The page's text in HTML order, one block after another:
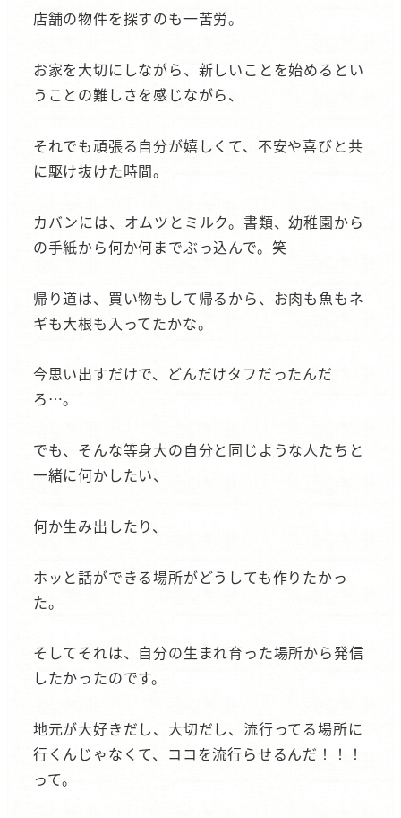
店舗の物件を探すのも一苦労。
お家を大切にしながら、新しいことを始めるとい
うことの難しさを感じながら、
それでも頑張る自分が嬉しくて、不安や喜びと共
に駆け抜けた時間。
カバンには、オムツとミルク。書類、幼稚園から
の手紙から何か何までぶっ込んで。笑
帰り道は、買い物もして帰るから、お肉も魚もネ
ギも大根も入ってたかな。
今思い出すだけで、どんだけタフだったんだ
ろ…。
でも、そんな等身大の自分と同じような人たちと
一緒に何かしたい、
何か生み出したり、
ホッと話ができる場所がどうしても作りたかっ
た。
そしてそれは、自分の生まれ育った場所から発信
したかったのです。
地元が大好きだし、大切だし、流行ってる場所に
行くんじゃなくて、ココを流行らせるんだ！！！
って。